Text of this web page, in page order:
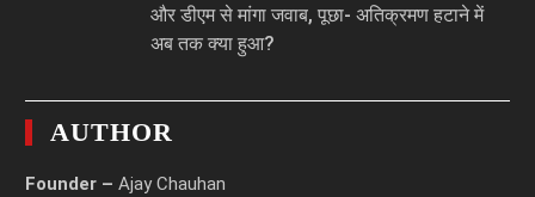
और डीएम से मांगा जवाब, पूछा- अतिक्रमण हटाने में
अब तक क्या हुआ?
AUTHOR
Founder – Ajay Chauhan